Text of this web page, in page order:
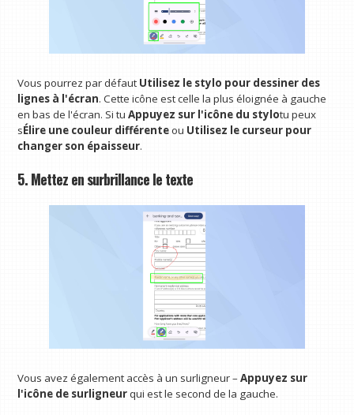
Vous pourrez par défaut Utilisez le stylo pour dessiner des
lignes à l'écran. Cette icône est celle la plus éloignée à gauche
en bas de l'écran. Si tuAppuyez sur l'icône du stylotu peux
sÉlire une couleur différenteou Utilisez le curseur pour
changer son épaisseur.
5. Mettez en surbrillance le texte
Vous avez également accès à un surligneur –Appuyez sur
l'icône de surligneurqui est le second de la gauche.